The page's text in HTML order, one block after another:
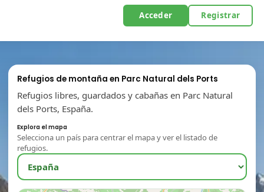
Acceder Registrar
Refugios de montaña en Parc Natural dels Ports
Refugios libres, guardados y cabañas en Parc Natural
dels Ports, España.
Explora el mapa
Selecciona un país para centrar el mapa y ver el listado de
refugios.